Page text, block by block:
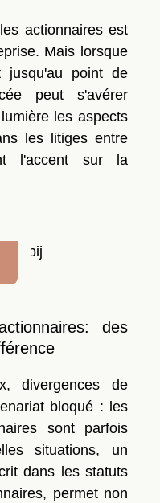
actionnaires est
Mais lorsque
jusqu'au point de
peut s'avérer
les aspects
les litiges entre
l'accent sur la
des
divergences de
bloqué : les
sont parfois
situations, un
dans les statuts
permet non